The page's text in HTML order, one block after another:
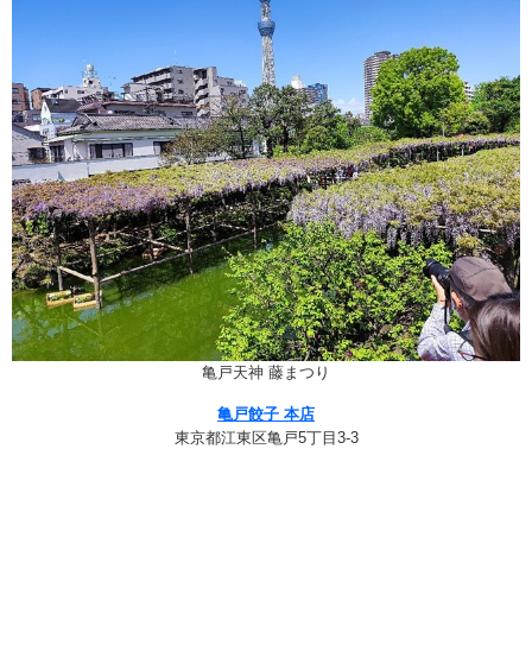
亀戸天神 藤まつり
亀戸餃子 本店
東京都江東区亀戸5丁目3-3